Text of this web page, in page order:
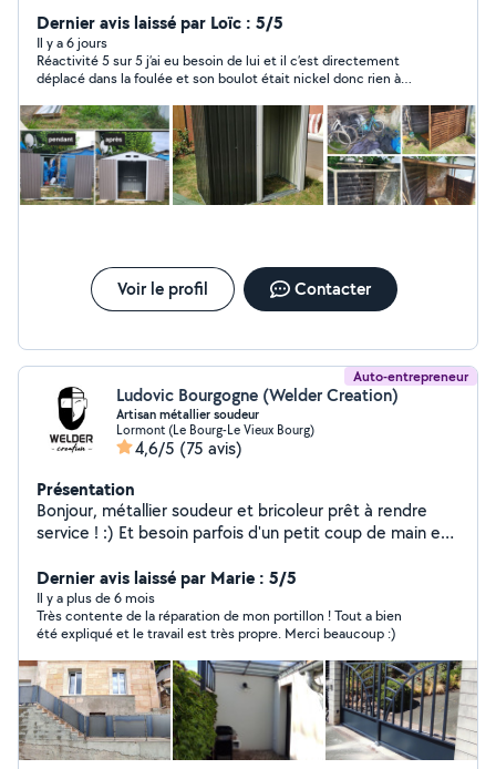
Dernier avis laissé par Loïc : 5/5
Il y a 6 jours
Réactivité 5 sur 5 j’ai eu besoin de lui et il c’est directement
déplacé dans la foulée et son boulot était nickel donc rien à
merci encore
Voir le profil Contacter
Auto-entrepreneur
Ludovic Bourgogne (Welder Creation)
Artisan métallier soudeur
Lormont (Le Bourg-Le Vieux Bourg)
4,6/5 (75 avis)
Présentation
Bonjour, métallier soudeur et bricoleur prêt à rendre
service ! :) Et besoin parfois d'un petit coup de main en
soudure : - réparations sur-mesure - fabrication de
mobilier et structures - pose d'ouvrages métalliques
Dernier avis laissé par Marie : 5/5
Il y a plus de 6 mois
Très contente de la réparation de mon portillon ! Tout a bien
été expliqué et le travail est très propre. Merci beaucoup :)